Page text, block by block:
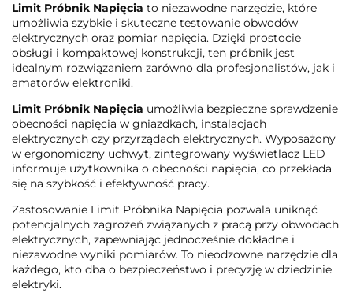
Limit Próbnik Napięcia to niezawodne narzędzie, które
umożliwia szybkie i skuteczne testowanie obwodów
elektrycznych oraz pomiar napięcia. Dzięki prostocie
obsługi i kompaktowej konstrukcji, ten próbnik jest
idealnym rozwiązaniem zarówno dla profesjonalistów, jak i
amatorów elektroniki.
Limit Próbnik Napięcia umożliwia bezpieczne sprawdzenie
obecności napięcia w gniazdkach, instalacjach
elektrycznych czy przyrządach elektrycznych. Wyposażony
w ergonomiczny uchwyt, zintegrowany wyświetlacz LED
informuje użytkownika o obecności napięcia, co przekłada
się na szybkość i efektywność pracy.
Zastosowanie Limit Próbnika Napięcia pozwala uniknąć
potencjalnych zagrożeń związanych z pracą przy obwodach
elektrycznych, zapewniając jednocześnie dokładne i
niezawodne wyniki pomiarów. To nieodzowne narzędzie dla
każdego, kto dba o bezpieczeństwo i precyzję w dziedzinie
elektryki.